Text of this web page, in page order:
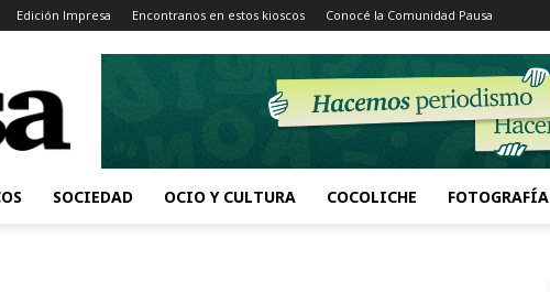
Edición Impresa Encontranos en estos kioscos Conocé la Comunidad Pausa
SOCIEDAD OCIO Y CULTURA COCOLICHE FOTOGRAFÍA